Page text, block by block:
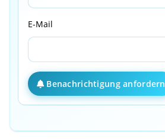
E-Mail
Benachrichtigung anfordern